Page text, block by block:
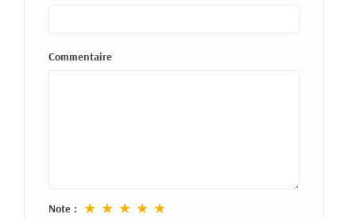
Commentaire
Note : ★ ★ ★ ★ ★